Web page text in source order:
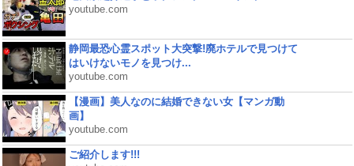
youtube.com
静岡最恐心霊スポット大突撃!廃ホテルで見つけて
はいけないモノを見つけ...
youtube.com
【漫画】美人なのに結婚できない女【マンガ動
画】
youtube.com
ご紹介します!!!